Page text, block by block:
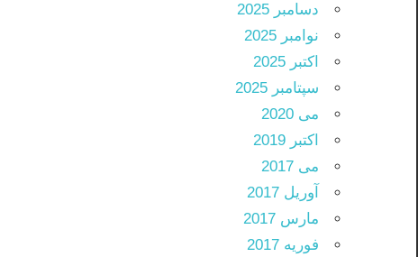
دسامبر 2025
نوامبر 2025
اکتبر 2025
سپتامبر 2025
می 2020
اکتبر 2019
می 2017
آوریل 2017
مارس 2017
فوریه 2017